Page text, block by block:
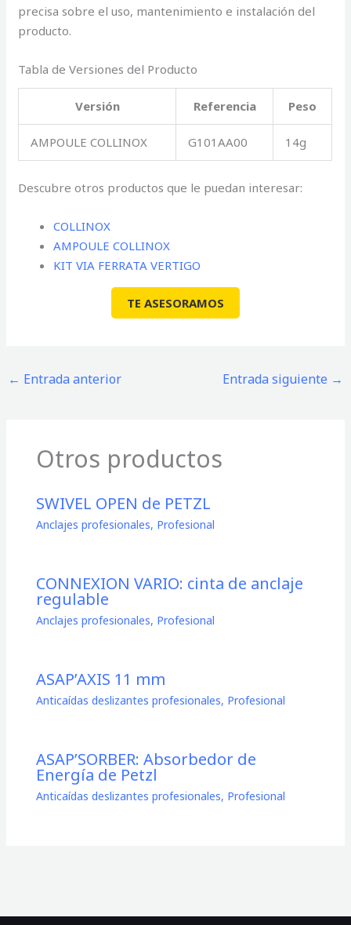
precisa sobre el uso, mantenimiento e instalación del
producto.
Tabla de Versiones del Producto
Versión Referencia Peso
AMPOULE COLLINOX G101AA00 14g
Descubre otros productos que le puedan interesar:
COLLINOX
AMPOULE COLLINOX
KIT VIA FERRATA VERTIGO
TE ASESORAMOS
← Entrada anterior Entrada siguiente →
Otros productos
SWIVEL OPEN de PETZL
Anclajes profesionales, Profesional
CONNEXION VARIO: cinta de anclaje
regulable
Anclajes profesionales, Profesional
ASAP’AXIS 11 mm
Anticaídas deslizantes profesionales, Profesional
ASAP’SORBER: Absorbedor de
Energía de Petzl
Anticaídas deslizantes profesionales, Profesional